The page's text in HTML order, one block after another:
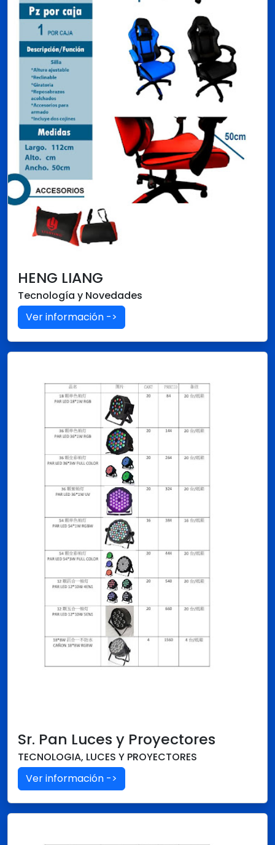
HENG LIANG
Tecnología y Novedades
Ver información ->
Sr. Pan Luces y Proyectores
TECNOLOGIA, LUCES Y PROYECTORES
Ver información ->